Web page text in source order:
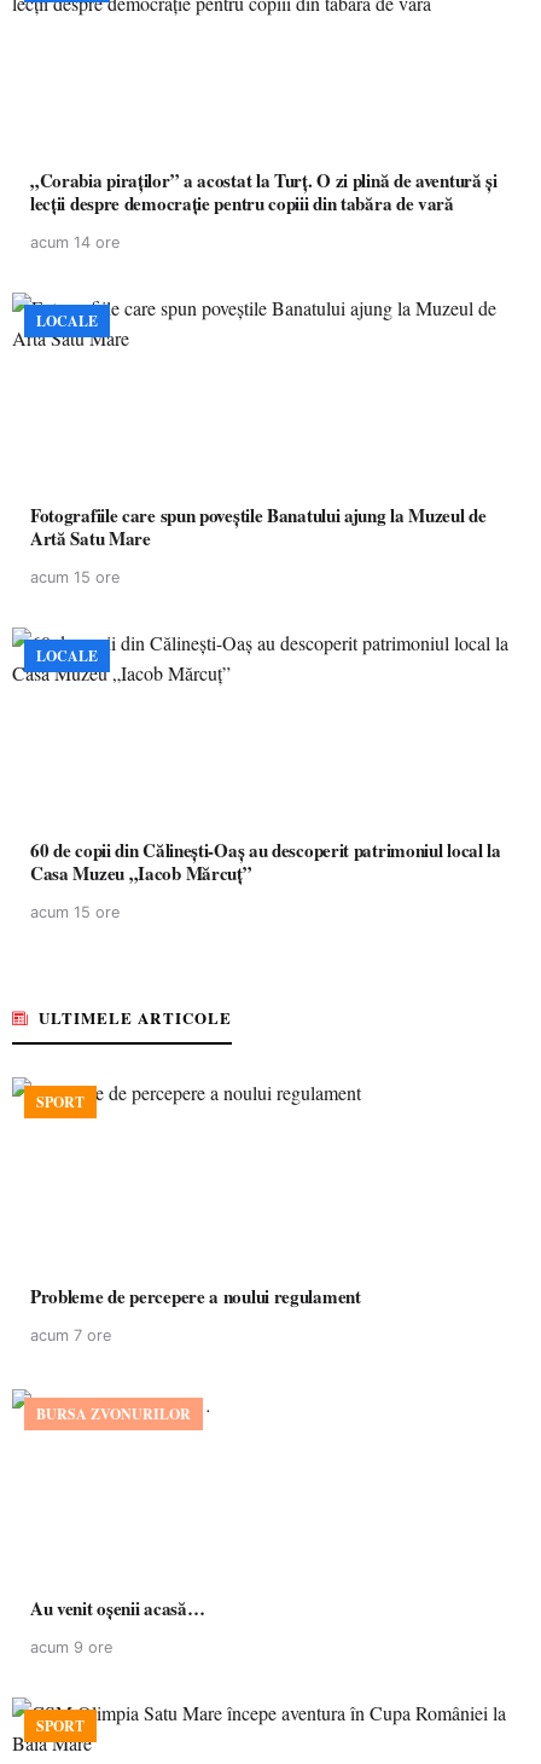
„Corabia piraților” a acostat la Turț. O zi plină de aventură și
lecții despre democrație pentru copiii din tabăra de vară
acum 14 ore
LOCALE
Fotografiile care spun poveștile Banatului ajung la Muzeul de
Artă Satu Mare
acum 15 ore
LOCALE
60 de copii din Călinești-Oaș au descoperit patrimoniul local la
Casa Muzeu „Iacob Mărcuț”
acum 15 ore
ULTIMELE ARTICOLE
SPORT
Probleme de percepere a noului regulament
acum 7 ore
BURSA ZVONURILOR
Au venit oșenii acasă…
acum 9 ore
SPORT